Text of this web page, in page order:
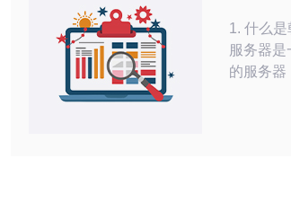
1. 什么是韩
服务器
的服务器